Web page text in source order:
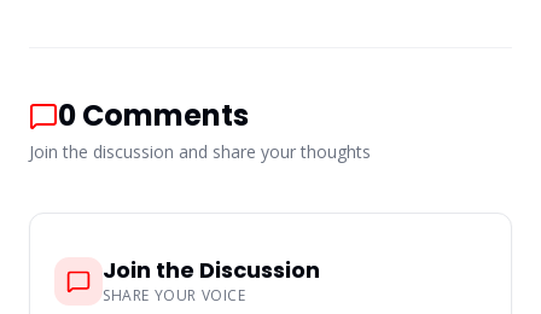
0Comments
Join the discussion and share your thoughts
Join the Discussion
SHARE YOUR VOICE